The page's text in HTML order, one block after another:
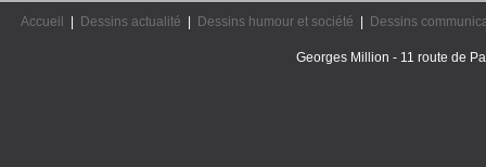
Accueil Dessins actualité Dessins humour et société Dessins
Georges Million - 11 route de